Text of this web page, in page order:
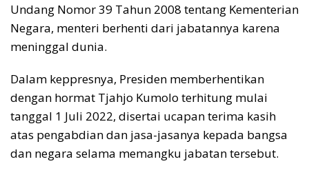
Undang Nomor 39 Tahun 2008 tentang Kementerian
Negara, menteri berhenti dari jabatannya karena
meninggal dunia.
Dalam keppresnya, Presiden memberhentikan
dengan hormat Tjahjo Kumolo terhitung mulai
tanggal 1 Juli 2022, disertai ucapan terima kasih
atas pengabdian dan jasa-jasanya kepada bangsa
dan negara selama memangku jabatan tersebut.